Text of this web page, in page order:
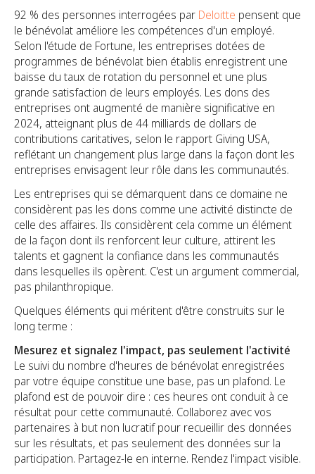
92 % des personnes interrogées par Deloitte pensent que
le bénévolat améliore les compétences d'un employé.
Selon l'étude de Fortune, les entreprises dotées de
programmes de bénévolat bien établis enregistrent une
baisse du taux de rotation du personnel et une plus
grande satisfaction de leurs employés. Les dons des
entreprises ont augmenté de manière significative en
2024, atteignant plus de 44 milliards de dollars de
contributions caritatives, selon le rapport Giving USA,
reflétant un changement plus large dans la façon dont les
entreprises envisagent leur rôle dans les communautés.
Les entreprises qui se démarquent dans ce domaine ne
considèrent pas les dons comme une activité distincte de
celle des affaires. Ils considèrent cela comme un élément
de la façon dont ils renforcent leur culture, attirent les
talents et gagnent la confiance dans les communautés
dans lesquelles ils opèrent. C'est un argument commercial,
pas philanthropique.
Quelques éléments qui méritent d'être construits sur le
long terme :
Mesurez et signalez l'impact, pas seulement l'activité
Le suivi du nombre d'heures de bénévolat enregistrées
par votre équipe constitue une base, pas un plafond. Le
plafond est de pouvoir dire : ces heures ont conduit à ce
résultat pour cette communauté. Collaborez avec vos
partenaires à but non lucratif pour recueillir des données
sur les résultats, et pas seulement des données sur la
participation. Partagez-le en interne. Rendez l'impact visible.